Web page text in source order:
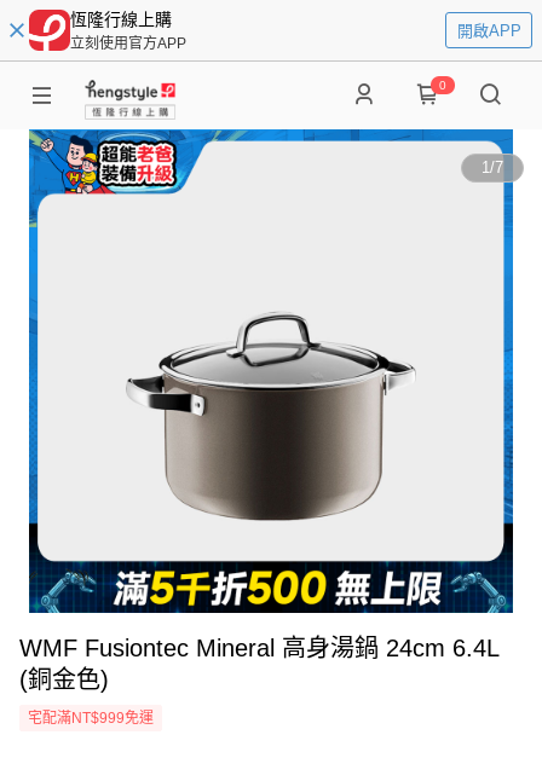
恆隆行線上購
立刻使用官方APP
開啟APP
0
1/7
WMF Fusiontec Mineral 高身湯鍋 24cm 6.4L
(銅金色)
宅配滿NT$999免運